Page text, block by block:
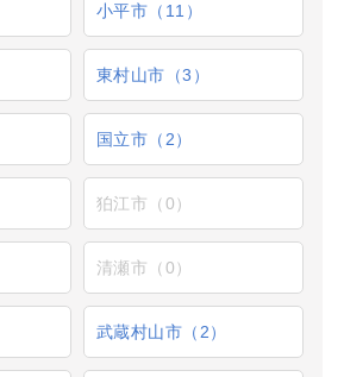
小平市（11）
東村山市（3）
国立市（2）
狛江市（0）
清瀬市（0）
武蔵村山市（2）